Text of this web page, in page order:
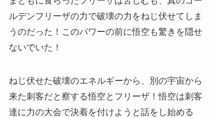
ルデンフリーザの力で破壊の力をねじ伏せてしま
うのだった！このパワーの前に悟空も驚きを隠せ
ないでいた！
ねじ伏せた破壊のエネルギーから、別の宇宙から
来た刺客だと察する悟空とフリーザ！悟空は刺客
達に力の大会で決着を付けようと話をし始める